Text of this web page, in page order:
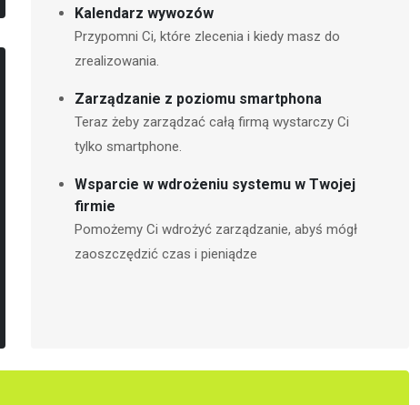
Kalendarz wywozów
Przypomni Ci, które zlecenia i kiedy masz do
zrealizowania.
Zarządzanie z poziomu smartphona
Teraz żeby zarządzać całą firmą wystarczy Ci
tylko smartphone.
Wsparcie w wdrożeniu systemu w Twojej
firmie
Pomożemy Ci wdrożyć zarządzanie, abyś mógł
zaoszczędzić czas i pieniądze